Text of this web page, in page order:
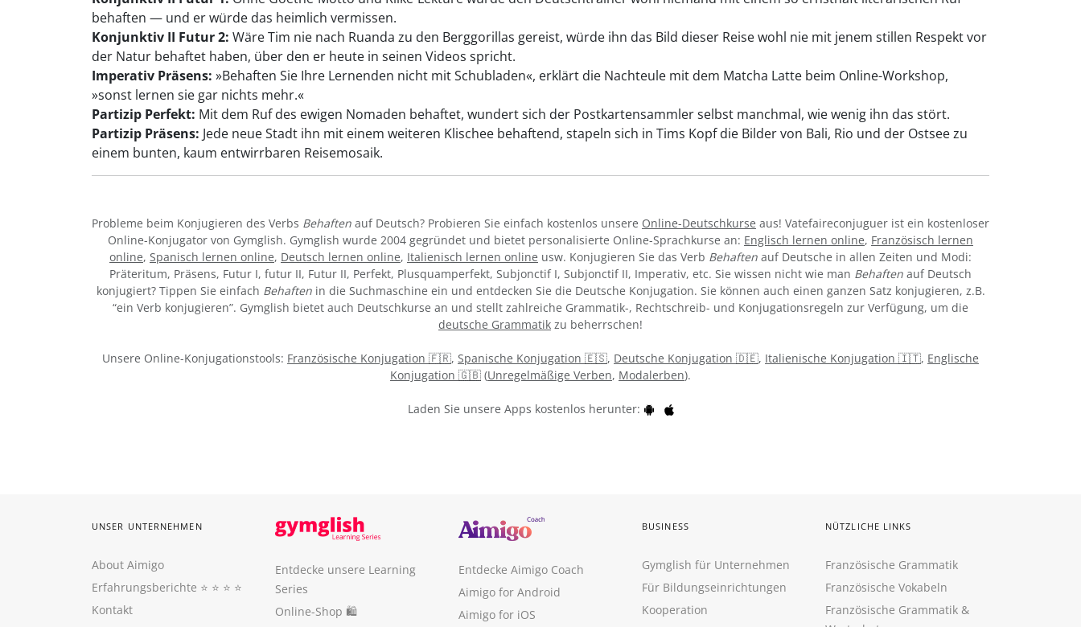
behaften — und er würde das heimlich vermissen.
Konjunktiv II Futur 2: Wäre Tim nie nach Ruanda zu den Berggorillas gereist, würde ihn das Bild dieser Reise wohl nie mit jenem stillen Respekt vor
der Natur behaftet haben, über den er heute in seinen Videos spricht.
Imperativ Präsens: »Behaften Sie Ihre Lernenden nicht mit Schubladen«, erklärt die Nachteule mit dem Matcha Latte beim Online-Workshop,
»sonst lernen sie gar nichts mehr.«
Partizip Perfekt: Mit dem Ruf des ewigen Nomaden behaftet, wundert sich der Postkartensammler selbst manchmal, wie wenig ihn das stört.
Partizip Präsens: Jede neue Stadt ihn mit einem weiteren Klischee behaftend, stapeln sich in Tims Kopf die Bilder von Bali, Rio und der Ostsee zu
einem bunten, kaum entwirrbaren Reisemosaik.
Probleme beim Konjugieren des Verbs Behaften auf Deutsch? Probieren Sie einfach kostenlos unsere Online-Deutschkurse aus! Vatefaireconjuguer ist ein kostenloser
Online-Konjugator von Gymglish. Gymglish wurde 2004 gegründet und bietet personalisierte Online-Sprachkurse an: Englisch lernen online, Französisch lernen
online, Spanisch lernen online, Deutsch lernen online, Italienisch lernen online usw. Konjugieren Sie das Verb Behaften auf Deutsche in allen Zeiten und Modi:
Präteritum, Präsens, Futur I, futur II, Futur II, Perfekt, Plusquamperfekt, Subjonctif I, Subjonctif II, Imperativ, etc. Sie wissen nicht wie man Behaften auf Deutsch
konjugiert? Tippen Sie einfach Behaftenin die Suchmaschine ein und entdecken Sie die Deutsche Konjugation. Sie können auch einen ganzen Satz konjugieren, z.B.
“ein Verb konjugieren”. Gymglish bietet auch Deutschkurse an und stellt zahlreiche Grammatik-, Rechtschreib- und Konjugationsregeln zur Verfügung, um die
deutsche Grammatik zu beherrschen!
Unsere Online-Konjugationstools: Französische Konjugation 🇫🇷, Spanische Konjugation 🇪🇸, Deutsche Konjugation 🇩🇪, Italienische Konjugation 🇮🇹, Englische
Konjugation 🇬🇧 (Unregelmäßige Verben, Modalerben).
Laden Sie unsere Apps kostenlos herunter:
UNSER UNTERNEHMEN
About Aimigo
Erfahrungsberichte ⭐️ ⭐️ ⭐️ ⭐️
Kontakt
Entdecke unsere Learning
Series
Online-Shop 🛍
Entdecke Aimigo Coach
Aimigo for Android
Aimigo for iOS
BUSINESS
Gymglish für Unternehmen
Für Bildungseinrichtungen
Kooperation
NÜTZLICHE LINKS
Französische Grammatik
Französische Vokabeln
Französische Grammatik &